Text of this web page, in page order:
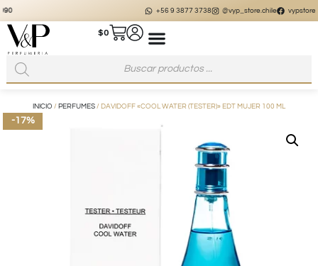
@vyp_store.chile vypstore.cl
$0
INICIO / PERFUMES / DAVIDOFF «COOL WATER (TESTER)» EDT MUJER 100 ML
-17%